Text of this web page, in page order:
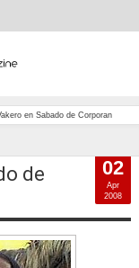
en Sabado de Corporan
de
02
Apr
2008